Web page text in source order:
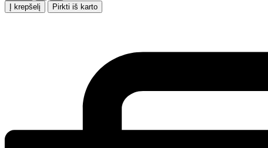
Į krepšelį
Pirkti iš karto